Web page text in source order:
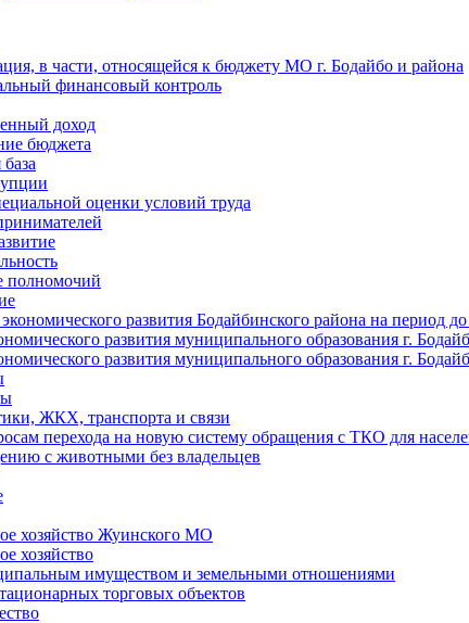
в части, относящейся к бюджету МО г. Бодайбо и района
финансовый контроль
доход
бюджета
оценки условий труда
полномочий
развития Бодайбинского района на период
развития муниципального образования г.
развития муниципального образования г.
ЖКХ, транспорта и связи
перехода на новую систему обращения с ТКО для
с животными без владельцев
хозяйство Жуинского МО
хозяйство
имуществом и земельными отношениями
торговых объектов